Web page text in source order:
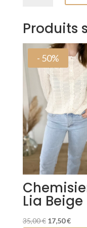
Chocolat
Produits
- 50%
Lia Beige
35,00€ Le
17,50€Le